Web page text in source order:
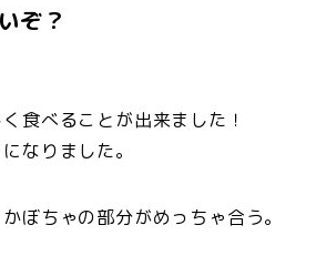
ぞ？
食べることが出来ました！
なりました。
ぼちゃの部分がめっちゃ合う。